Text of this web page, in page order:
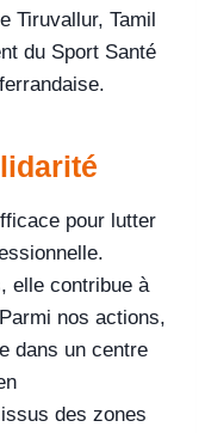
Tiruvallur, Tamil
du Sport Santé
pour lutter
elle contribue à
nos actions,
dans un centre
des zones